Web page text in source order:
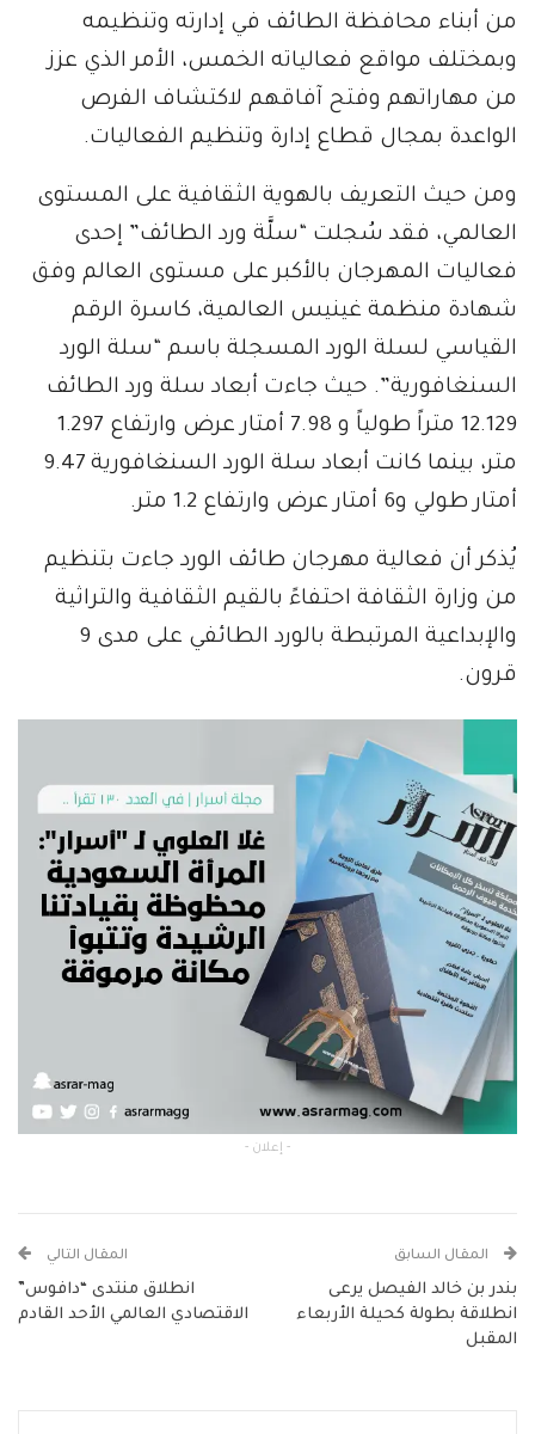
من أبناء محافظة الطائف في إدارته وتنظيمه
وبمختلف مواقع فعالياته الخمس، الأمر الذي عزز
من مهاراتهم وفتح آفاقهم لاكتشاف الفرص
الواعدة بمجال قطاع إدارة وتنظيم الفعاليات.
ومن حيث التعريف بالهوية الثقافية على المستوى
العالمي، فقد سُجلت “سلَّة ورد الطائف” إحدى
فعاليات المهرجان بالأكبر على مستوى العالم وفق
شهادة منظمة غينيس العالمية، كاسرة الرقم
القياسي لسلة الورد المسجلة باسم “سلة الورد
السنغافورية”. حيث جاءت أبعاد سلة ورد الطائف
12.129 متراً طولياً و 7.98 أمتار عرض وارتفاع 1.297
متر، بينما كانت أبعاد سلة الورد السنغافورية 9.47
أمتار طولي و6 أمتار عرض وارتفاع 1.2 متر.
يُذكر أن فعالية مهرجان طائف الورد جاءت بتنظيم
من وزارة الثقافة احتفاءً بالقيم الثقافية والتراثية
والإبداعية المرتبطة بالورد الطائفي على مدى 9
قرون.
- إعلان -
المقال السابق
بندر بن خالد الفيصل يرعى
انطلاقة بطولة كحيلة الأربعاء
المقبل
المقال التالي
انطلاق منتدى “دافوس”
الاقتصادي العالمي الأحد القادم